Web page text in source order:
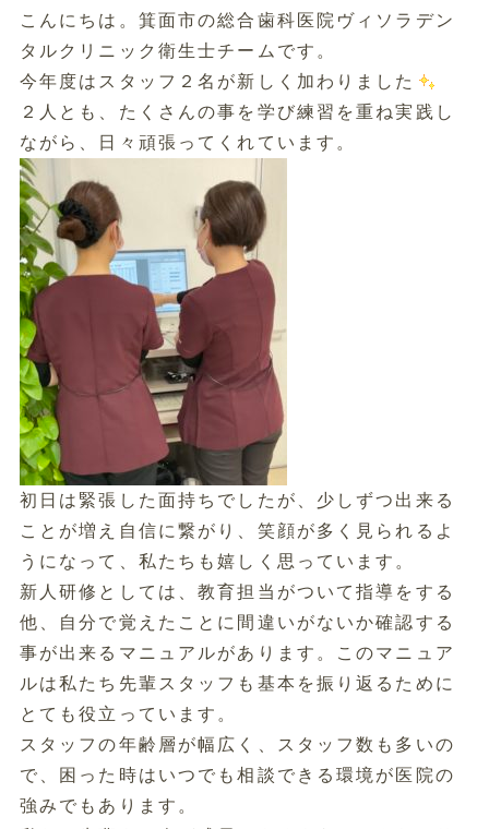
こんにちは。箕面市の総合歯科医院ヴィソラデン
タルクリニック衛生士チームです。
今年度はスタッフ２名が新しく加わりました
２人とも、たくさんの事を学び練習を重ね実践し
ながら、日々頑張ってくれています。
初日は緊張した面持ちでしたが、少しずつ出来る
ことが増え自信に繋がり、笑顔が多く見られるよ
うになって、私たちも嬉しく思っています。
新人研修としては、教育担当がついて指導をする
他、自分で覚えたことに間違いがないか確認する
事が出来るマニュアルがあります。このマニュア
ルは私たち先輩スタッフも基本を振り返るために
とても役立っています。
スタッフの年齢層が幅広く、スタッフ数も多いの
で、困った時はいつでも相談できる環境が医院の
強みでもあります。